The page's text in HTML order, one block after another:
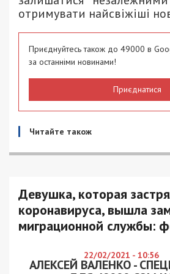
отримувати найсвіжіші
Приєднуйтесь також до 49000 в
за останніми новинами!
Приєднатися
Читайте також
Девушка, которая
коронавируса, вышла
миграционной службы:
22/02/2021 - 10:56
АЛЕКСЕЙ ВАЛЕНКО -